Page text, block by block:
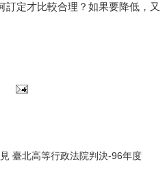
定才比較合理？如果要降低，又
臺北高等行政法院判決-96年度